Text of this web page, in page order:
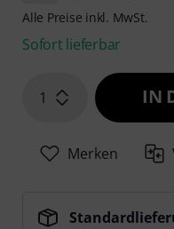
Alle Preise inkl. MwSt.
Sofort lieferbar
1 IN
Merken